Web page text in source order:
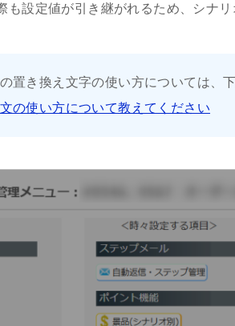
も設定値が引き継がれるため、シナ
置き換え文字の使い方については、
の使い方について教えてください